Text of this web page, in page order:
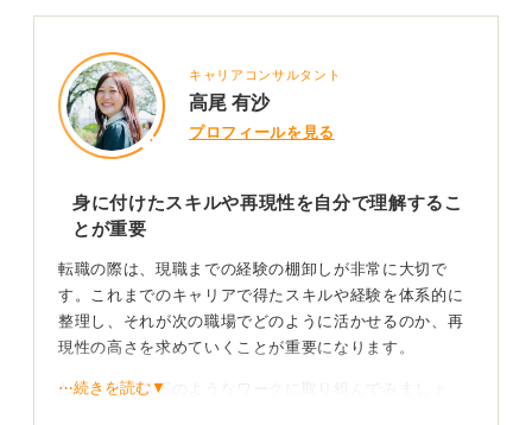
キャリアコンサルタント
高尾 有沙
プロフィールを見る
身に付けたスキルや再現性を自分で理解するこ
とが重要
転職の際は、現職までの経験の棚卸しが非常に大切で
す。これまでのキャリアで得たスキルや経験を体系的に
整理し、それが次の職場でどのように活かせるのか、再
現性の高さを求めていくことが重要になります。
たとえば、以下のようなワークに取り組んでみましょ
⋯続きを読む▼